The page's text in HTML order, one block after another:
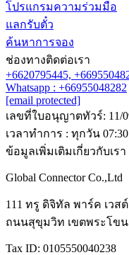
โปรแกรมความร่วมมือ
แลกรับตั๋ว
ค้นหาการจอง
ช่องทางติดต่อเรา
+6620795445,
Whatsapp : +66955048282
[email protected]
เลขที่ใบอนุญาตทัวร์: 11/
เวลาทำการ : ทุกวัน
ข้อมูลเพิ่มเติมเกี่ยวกับเรา
Global Connector Co.,Ltd
111 ทรู ดิจิทัล พาร์ค เวส
ถนนสุขุมวิท เขตพระโขน
Tax ID: 0105550040238